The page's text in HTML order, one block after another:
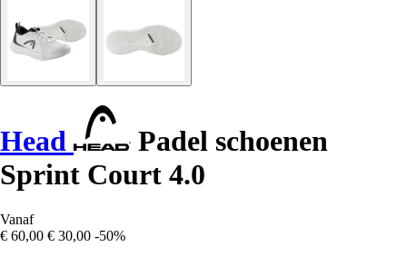
Head
Padel schoenen
Sprint Court 4.0
Vanaf
€ 60,00 € 30,00 -50%